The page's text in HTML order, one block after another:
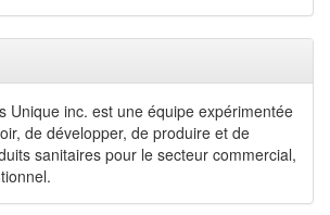
Unique inc. est une équipe expérimentée
de développer, de produire et de
sanitaires pour le secteur commercial,